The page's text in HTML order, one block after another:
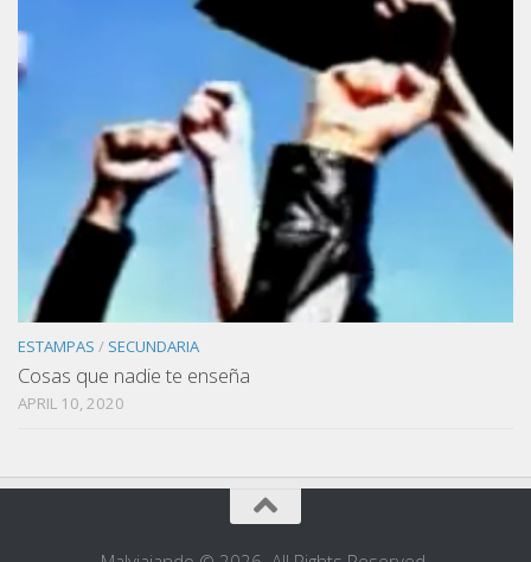
ESTAMPAS / SECUNDARIA
Cosas que nadie te enseña
APRIL 10, 2020